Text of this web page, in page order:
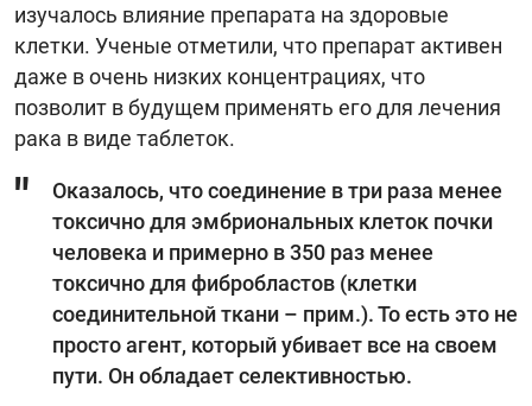
изучалось влияние препарата на здоровые
клетки. Ученые отметили, что препарат активен
даже в очень низких концентрациях, что
позволит в будущем применять его для лечения
рака в виде таблеток.
Оказалось, что соединение в три раза менее
токсично для эмбриональных клеток почки
человека и примерно в 350 раз менее
токсично для фибробластов (клетки
соединительной ткани – прим.). То есть это не
просто агент, который убивает все на своем
пути. Он обладает селективностью.